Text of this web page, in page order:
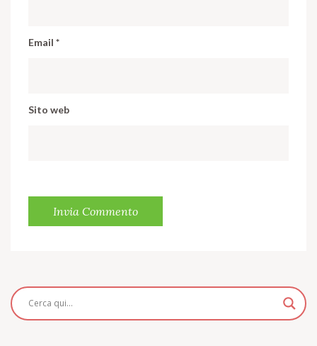
Email *
Sito web